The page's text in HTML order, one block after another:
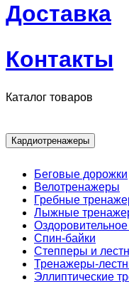
Доставка
Контакты
Каталог товаров
Кардиотренажеры
Беговые дорожки
Велотренажеры
Гребные
Лыжные
Спин-байки
Степперы и
Тренажеры-
Эллиптические